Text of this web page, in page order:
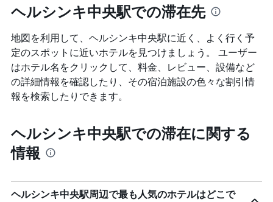
ヘルシンキ中央駅での滞在先
地図を利用して、ヘルシンキ中央駅に近く、よく行く予
定のスポットに近いホテルを見つけましょう。 ユーザー
はホテル名をクリックして、料金、レビュー、設備など
の詳細情報を確認したり、その宿泊施設の色々な割引情
報を検索したりできます。
ヘルシンキ中央駅での滞在に関する
情報
ヘルシンキ中央駅周辺で最も人気のホテルはどこで